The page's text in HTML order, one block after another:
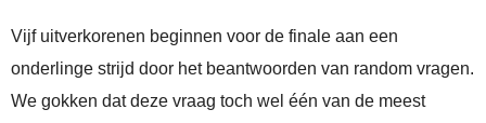
Vijf uitverkorenen beginnen voor de finale aan een
onderlinge strijd door het beantwoorden van random vragen.
We gokken dat deze vraag toch wel één van de meest